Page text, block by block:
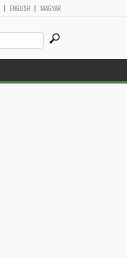
ENGLISH MAGYAR
Search
this
site